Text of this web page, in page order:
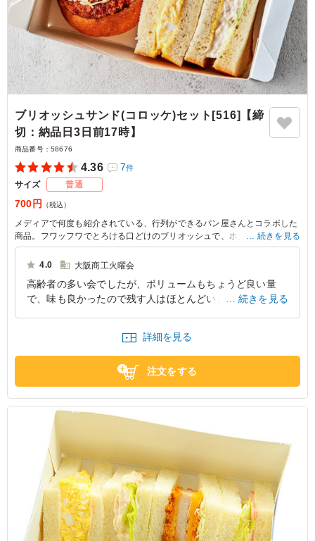
ブリオッシュサンド(コロッケ)セット[516]【締
切：納品日3日前17時】
商品番号： 58676
4.36 7件
サイズ 普通
700円 （税込）
メディアで何度も紹介されている、行列ができるパン屋さんとコラボした
商品。フワッフワでとろける口どけのブリオッシュで、ホクホクコロッケ
をサンドしたブリオッシュサンド。食パンサンドは毎朝焼きたてのふわふ
わ食パンで作っています。パプリカおすすめの商品を是非お試しくださ
続きを見る
4.0 大阪商工火曜会
高齢者の多い会でしたが、ボリュームもちょうど良い量
で、味も良かったので残す人はほとんどいませんでした。
ぼれやすかったのですが、ブリオッシュサンドはそんなこ
ともなく、おいしくいただけました。
続きを見る
詳細を見る
注文をする